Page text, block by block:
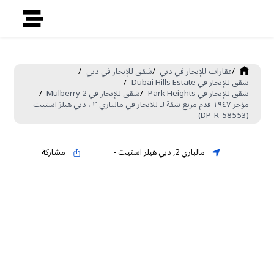
/عقارات للإيجار في دبي /شقق للإيجار في دبي /
شقق للإيجار في Dubai Hills Estate /
شقق للإيجار في Park Heights /شقق للإيجار في Mulberry 2 /
مؤجر ١٩٤٧ قدم مربع شقة لـ للايجار في مالباري ٢ ، دبي هيلز استيت
(DP-R-58553)
مالباري 2 ,دبي هيلز استيت- مشاركة